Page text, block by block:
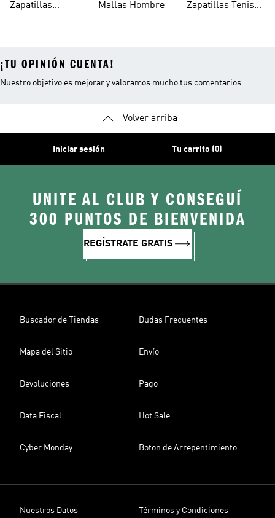
Zapatillas
Mallas Hombre
Zapatillas Tenis
¡TU OPINIÓN CUENTA!
Nuestro objetivo es mejorar y valoramos mucho tus comentarios.
Volver arriba
Iniciar sesión Tu carrito (0)
UNITE AL CLUB Y CONSEGUÍ
300 PUNTOS DE BIENVENIDA
REGÍSTRATE GRATIS
Buscador de Tiendas Dudas Frecuentes
Mapa del Sitio Envío
Devoluciones Pago
Data Fiscal Hot Sale
Cyber Monday Boton de Arrepentimiento
Nuestros Datos Términos y Condiciones